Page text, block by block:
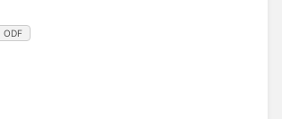
ODF